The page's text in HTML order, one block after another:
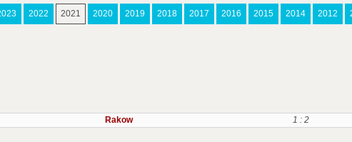
2022 2021 2020 2019 2018 2017 2016 2015 2014 2012
Rakow 1 : 2